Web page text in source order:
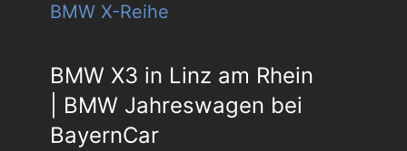
BMW X-Reihe
BMW X3 in Linz am Rhein
| BMW Jahreswagen bei
BayernCar